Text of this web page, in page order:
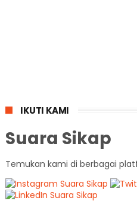
IKUTI KAMI
Suara Sikap
Temukan kami di berbagai